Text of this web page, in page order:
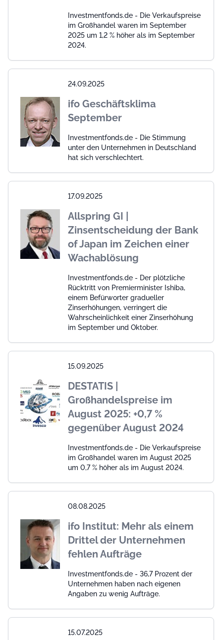
Investmentfonds.de - Die Verkaufspreise
im Großhandel waren im September
2025 um 1,2 % höher als im September
2024.
24.09.2025
ifo Geschäftsklima
September
Investmentfonds.de - Die Stimmung
unter den Unternehmen in Deutschland
hat sich verschlechtert.
17.09.2025
Allspring GI |
Zinsentscheidung der Bank
of Japan im Zeichen einer
Wachablösung
Investmentfonds.de - Der plötzliche
Rücktritt von Premierminister Ishiba,
einem Befürworter gradueller
Zinserhöhungen, verringert die
Wahrscheinlichkeit einer Zinserhöhung
im September und Oktober.
15.09.2025
DESTATIS |
Großhandelspreise im
August 2025: +0,7 %
gegenüber August 2024
Investmentfonds.de - Die Verkaufspreise
im Großhandel waren im August 2025
um 0,7 % höher als im August 2024.
08.08.2025
ifo Institut: Mehr als einem
Drittel der Unternehmen
fehlen Aufträge
Investmentfonds.de - 36,7 Prozent der
Unternehmen haben nach eigenen
Angaben zu wenig Aufträge.
15.07.2025